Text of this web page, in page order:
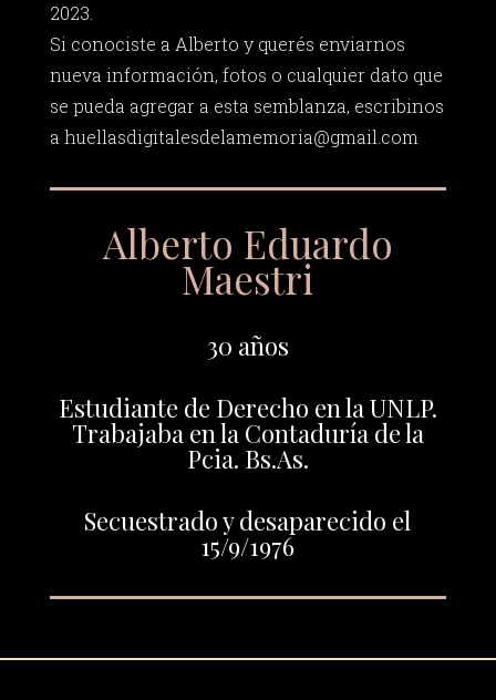
2023.
Si conociste a Alberto y querés enviarnos
nueva información, fotos o cualquier dato que
se pueda agregar a esta semblanza, escribinos
a huellasdigitalesdelamemoria@gmail.com
Alberto Eduardo
Maestri
30 años
Estudiante de Derecho en la UNLP.
Trabajaba en la Contaduría de la
Pcia. Bs.As.
Secuestrado y desaparecido el
15/9/1976